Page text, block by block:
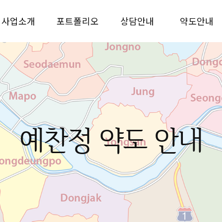
사업소개 포트폴리오 상담안내 약도안내
예찬정 약도 안내